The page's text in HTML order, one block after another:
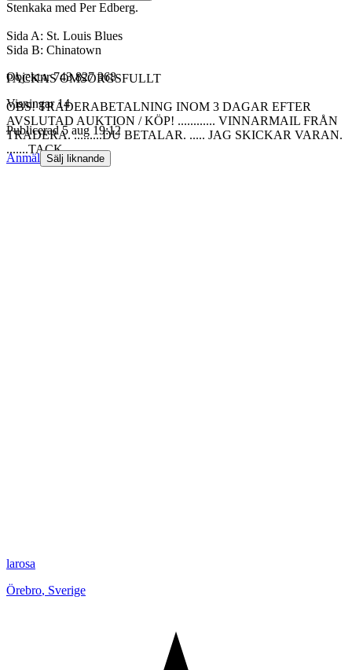
Stenkaka med Per Edberg.
Sida A: St. Louis Blues
Sida B: Chinatown
PACKAS OMSORGSFULLT
OBS! TRADERABETALNING INOM 3 DAGAR EFTER
AVSLUTAD AUKTION / KÖP! ............ VINNARMAIL FRÅN
TRADERA. .........DU BETALAR. ..... JAG SKICKAR VARAN.
.......TACK.
Objektnr 743 827 368
Visningar 14
Publicerad 5 aug 19:12
Anmäl Sälj liknande
larosa
Örebro, Sverige